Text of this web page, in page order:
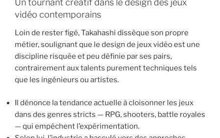
Un tournant créatif dans le design des jeux
vidéo contemporains
Loin de rester figé, Takahashi dissèque son propre
métier, soulignant que le design de jeux vidéo est une
discipline risquée et peu définie par ses pairs,
contrairement aux talents purement techniques tels
que les ingénieurs ou artistes.
Il dénonce la tendance actuelle à cloisonner les jeux
dans des genres stricts — RPG, shooters, battle royales
— qui empêchent l’expérimentation.